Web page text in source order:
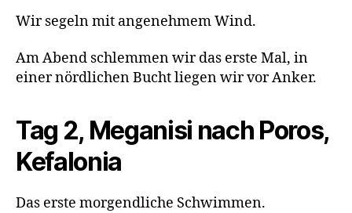
Wir segeln mit angenehmem Wind.
Am Abend schlemmen wir das erste Mal, in
einer nördlichen Bucht liegen wir vor Anker.
Tag 2, Meganisi nach Poros,
Kefalonia
Das erste morgendliche Schwimmen.